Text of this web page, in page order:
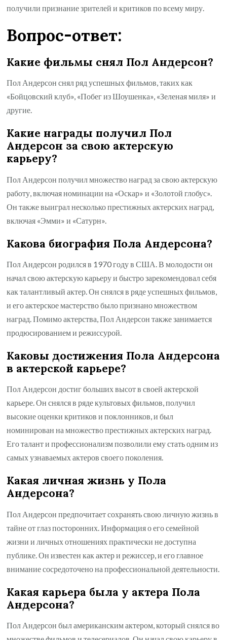
получили признание зрителей и критиков по всему миру.
Вопрос-ответ:
Какие фильмы снял Пол Андерсон?
Пол Андерсон снял ряд успешных фильмов, таких как
«Бойцовский клуб», «Побег из Шоушенка», «Зеленая миля» и
другие.
Какие награды получил Пол
Андерсон за свою актерскую
карьеру?
Пол Андерсон получил множество наград за свою актерскую
работу, включая номинации на «Оскар» и «Золотой глобус».
Он также выиграл несколько престижных актерских наград,
включая «Эмми» и «Сатурн».
Какова биография Пола Андерсона?
Пол Андерсон родился в 1970 году в США. В молодости он
начал свою актерскую карьеру и быстро зарекомендовал себя
как талантливый актер. Он снялся в ряде успешных фильмов,
и его актерское мастерство было признано множеством
наград. Помимо актерства, Пол Андерсон также занимается
продюсированием и режиссурой.
Каковы достижения Пола Андерсона
в актерской карьере?
Пол Андерсон достиг больших высот в своей актерской
карьере. Он снялся в ряде культовых фильмов, получил
высокие оценки критиков и поклонников, и был
номинирован на множество престижных актерских наград.
Его талант и профессионализм позволили ему стать одним из
самых узнаваемых актеров своего поколения.
Какая личная жизнь у Пола
Андерсона?
Пол Андерсон предпочитает сохранять свою личную жизнь в
тайне от глаз посторонних. Информация о его семейной
жизни и личных отношениях практически не доступна
публике. Он известен как актер и режиссер, и его главное
внимание сосредоточено на профессиональной деятельности.
Какая карьера была у актера Пола
Андерсона?
Пол Андерсон был американским актером, который снялся во